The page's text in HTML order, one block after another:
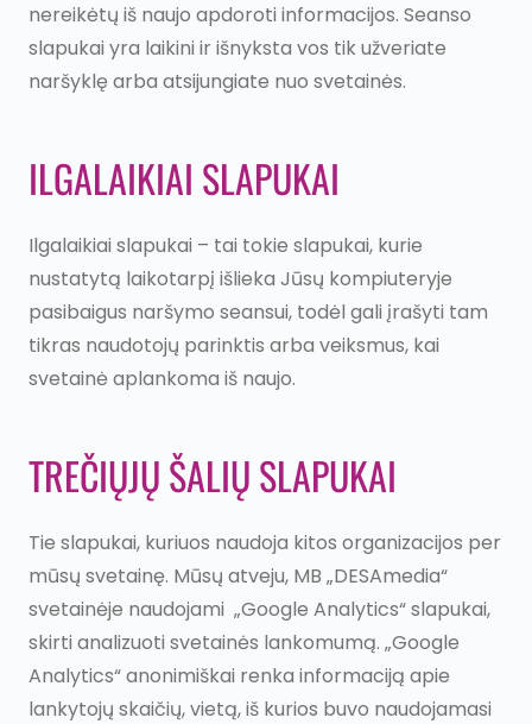
nereikėtų iš naujo apdoroti informacijos. Seanso
slapukai yra laikini ir išnyksta vos tik užveriate
naršyklę arba atsijungiate nuo svetainės.
ILGALAIKIAI SLAPUKAI
Ilgalaikiai slapukai – tai tokie slapukai, kurie
nustatytą laikotarpį išlieka Jūsų kompiuteryje
pasibaigus naršymo seansui, todėl gali įrašyti tam
tikras naudotojų parinktis arba veiksmus, kai
svetainė aplankoma iš naujo.
TREČIŲJŲ ŠALIŲ SLAPUKAI
Tie slapukai, kuriuos naudoja kitos organizacijos per
mūsų svetainę. Mūsų atveju, MB „DESAmedia“
svetainėje naudojami „Google Analytics“ slapukai,
skirti analizuoti svetainės lankomumą. „Google
Analytics“ anonimiškai renka informaciją apie
lankytojų skaičių, vietą, iš kurios buvo naudojamasi